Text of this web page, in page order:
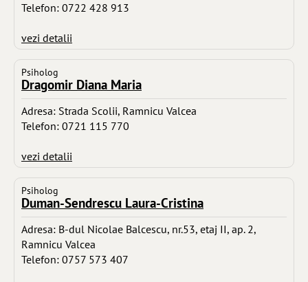
Telefon: 0722 428 913
vezi detalii
Psiholog
Dragomir Diana Maria
Adresa: Strada Scolii, Ramnicu Valcea
Telefon: 0721 115 770
vezi detalii
Psiholog
Duman-Sendrescu Laura-Cristina
Adresa: B-dul Nicolae Balcescu, nr.53, etaj II, ap. 2,
Ramnicu Valcea
Telefon: 0757 573 407